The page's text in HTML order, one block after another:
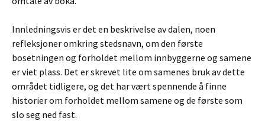
Innledningsvis er det en beskrivelse av dalen, noen
refleksjoner omkring stedsnavn, om den første
bosetningen og forholdet mellom innbyggerne og samene
er viet plass. Det er skrevet lite om samenes bruk av dette
området tidligere, og det har vært spennende å finne
historier om forholdet mellom samene og de første som
slo seg ned fast.